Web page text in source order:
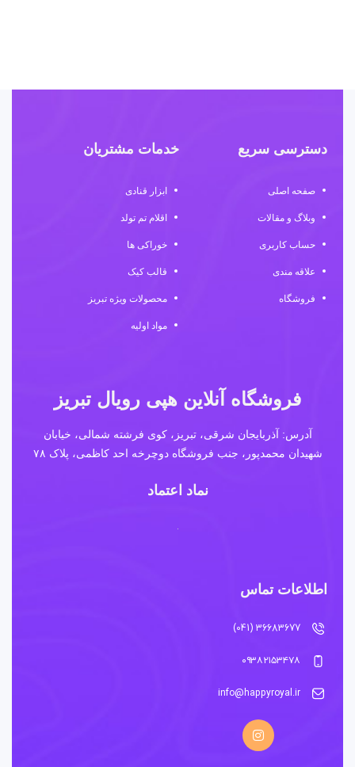
دسترسی سریع
صفحه اصلی
وبلاگ و مقالات
حساب کاربری
علاقه مندی
فروشگاه
خدمات مشتریان
ابزار قنادی
اقلام تم تولد
خوراکی ها
قالب کیک
محصولات ویژه تبریز
مواد اولیه
فروشگاه آنلاین هپی رویال تبریز
آدرس: آذربایجان شرقی، تبریز، کوی فرشته شمالی، خیابان
شهیدان محمدپور، جنب فروشگاه دوچرخه احد کاظمی، پلاک ۷۸
نماد اعتماد
اطلاعات تماس
36683677 (041)
۰۹۳۸۲۱۵۳۴۷۸
info@happyroyal.ir